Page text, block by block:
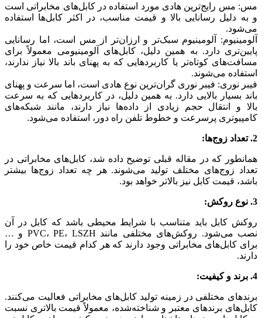
مس: مس رایج‌ترین هادی مورد استفاده در کابل‌های مخابراتی است
و به دلیل رسانایی بالا و قیمت مناسب، در اکثر کابل‌ها استفاده
می‌شود.
آلومینیوم: آلومینیوم سبک‌تر و ارزان‌تر از مس است، اما رسانایی
پایین‌تری دارد. به همین دلیل، کابل‌های آلومینیومی معمولاً برای
مسافت‌های کوتاه‌تر یا کاربردهایی که به پهنای باند بالا نیاز ندارند،
استفاده می‌شوند.
فیبر نوری: فیبر نوری گران‌ترین نوع هادی است، اما سرعت و پهنای
باند بسیار بالایی دارد. به همین دلیل، در کاربردهایی که به سرعت
بالا و انتقال حجم زیادی از داده‌ها نیاز دارند، مانند شبکه‌های
کامپیوتری پرسرعت و خطوط تلفن راه دور، استفاده می‌شود.
2. تعداد زوج‌ها:
همانطور که در مقاله قبلی توضیح داده شد، کابل‌های مخابراتی در
تعداد زوج‌های مختلف تولید می‌شوند. هر چه تعداد زوج‌ها بیشتر
باشد، قیمت کابل نیز بالاتر خواهد بود.
3. نوع روکش:
روکش کابل باید متناسب با شرایط محیطی باشد که کابل در آن
نصب می‌شود. روکش‌های مختلفی مانند PVC، PE، LSZH و …
برای کابل‌های مخابراتی وجود دارند که هر کدام قیمت خاص خود را
دارند.
4. برند و کیفیت:
برندهای مختلفی در زمینه تولید کابل‌های مخابراتی فعالیت می‌کنند.
کابل‌های برندهای معتبر و شناخته‌شده، معمولاً قیمت بالاتری نسبت